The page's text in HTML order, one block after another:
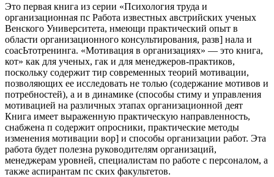
Это первая книга из серии «Психология труда и
организационная пс Работа известных австрийских ученых
Венского Университета, нмеющи практический опыт в
области организационного консультирования, разв] нала и
соасЬтотренинга. «Мотивация в организациях» — это книга,
кот» как для ученых, гак и для менеджеров-практиков,
поскольку содержит тир современных теорий мотивации,
позволяющих ее исследовать не толью (содержание мотивов и
потребностей), а и в динамике (способы стиму и управления
мотивацией на различных этапах организационной деят
Книга имеет выраженную практическую направленность,
снабжена п содержит опросники, практические методы
изменения мотивации вор] и способы организации работ. Эта
работа будет полезна руководителям организаций,
менеджерам уровней, специалистам по работе с персоналом, а
также аспирантам пс ских факультетов.